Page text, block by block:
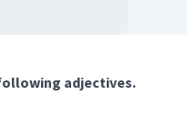
adjectives.